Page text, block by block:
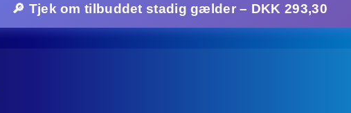
🔎 Tjek om tilbuddet stadig gælder – DKK 293,30